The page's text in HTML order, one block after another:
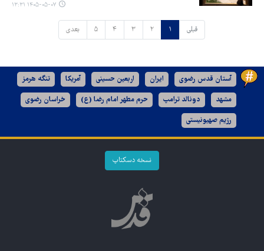
۱۴۰۵-۰۵-۰۷ ۱۳:۳۱
قبلی ۱ ۲ ۳ ۴ ۵ بعدی
آستان قدس رضوی ایران اربعین حسینی آمریکا تنگه هرمز
مشهد دونالد ترامپ حرم مطهر امام رضا (ع) خراسان رضوی
رژیم صهیونیستی
نسخه دسکتاپ